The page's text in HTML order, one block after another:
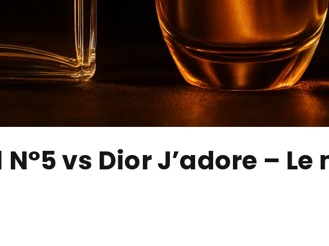
vs Dior J’adore –